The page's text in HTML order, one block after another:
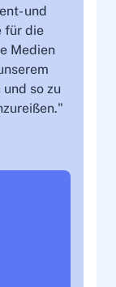
und
für die
Medien
so zu